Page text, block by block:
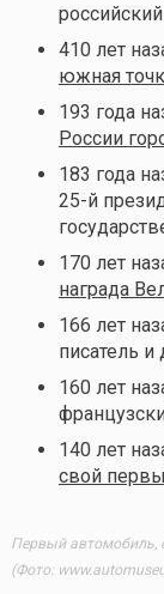
410 лет
южная
193 года
России
183 года
25-й
170 лет
награда
166 лет
писатель и
160 лет
140 лет
свой
Первый автомобиль,
(Фото: